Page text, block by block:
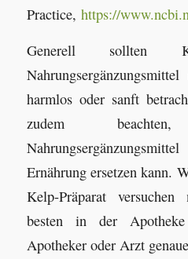
Practice, https://
Generell sollten
harmlos oder sanft
zudem
Ernährung ersetzen kann.
Kelp-Präparat
besten in der
Apotheker oder Arzt